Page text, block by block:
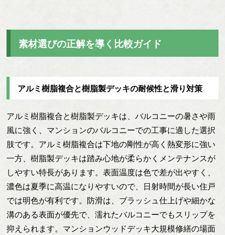
素材選びの正解を導く比較ガイド
アルミ樹脂複合と樹脂製デッキの耐候性と滑り対策
アルミ樹脂複合と樹脂製デッキは、バルコニーの暑さや雨
風に強く、マンションのバルコニーでの工事に適した選択
肢です。アルミ樹脂複合は下地の剛性が高く熱変形に強い
一方、樹脂製デッキは踏み心地が柔らかくメンテナンスが
しやすい特長があります。表面温度は色で差が出やすく、
濃色は夏季に高温になりやすいので、日射時間が長い住戸
では明色が有利です。防滑は、ブラッシュ仕上げや細かな
溝のある表面が優先で、濡れたバルコニーでもスリップを
抑えられます。マンションウッドデッキ大規模修繕の場面